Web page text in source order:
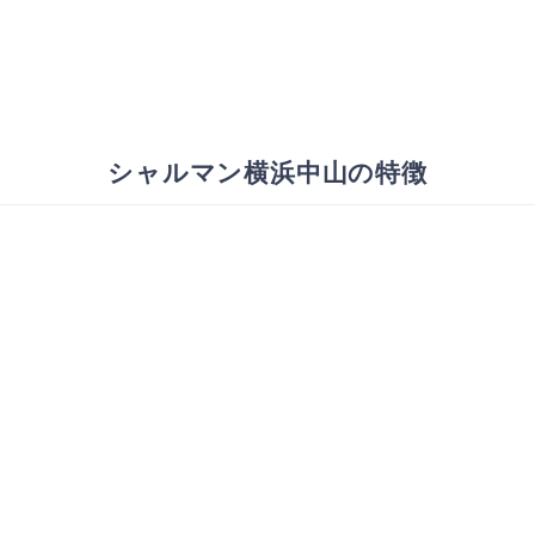
シャルマン横浜中山の特徴